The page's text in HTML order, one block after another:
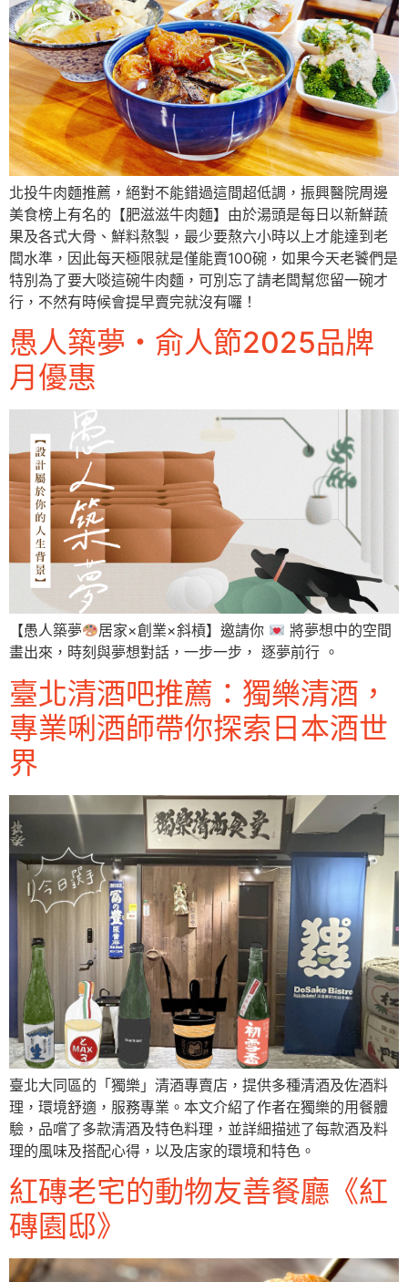
北投牛肉麵推薦，絕對不能錯過這間超低調，振興醫院周邊
美食榜上有名的【肥滋滋牛肉麵】由於湯頭是每日以新鮮蔬
果及各式大骨、鮮料熬製，最少要熬六小時以上才能達到老
闆水準，因此每天極限就是僅能賣100碗，如果今天老饕們是
特別為了要大啖這碗牛肉麵，可別忘了請老闆幫您留一碗才
行，不然有時候會提早賣完就沒有囉！
愚人築夢・俞人節2025品牌
月優惠
【愚人築夢 居家×創業×斜槓】邀請你
將夢想中的空間
畫出來，時刻與夢想對話，一步一步， 逐夢前行 。
臺北清酒吧推薦：獨樂清酒，
專業唎酒師帶你探索日本酒世
界
臺北大同區的「獨樂」清酒專賣店，提供多種清酒及佐酒料
理，環境舒適，服務專業。本文介紹了作者在獨樂的用餐體
驗，品嚐了多款清酒及特色料理，並詳細描述了每款酒及料
理的風味及搭配心得，以及店家的環境和特色。
紅磚老宅的動物友善餐廳《紅
磚園邸》